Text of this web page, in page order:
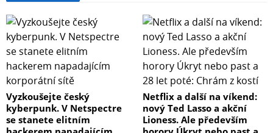
Vyzkoušejte český
kyberpunk. V Netspectre
se stanete elitním
Netflix a další na víkend:
nový Ted Lasso a akční
Lioness. Ale především